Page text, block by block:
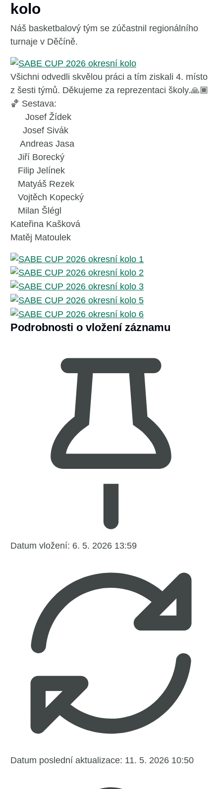
kolo
Náš basketbalový tým se zúčastnil regionálního
turnaje v Děčíně.
Všichni odvedli skvělou práci a tím ziskali 4. místo
z šesti týmů. Děkujeme za reprezentaci školy.🙏🏾
🏀 Sestava:
Josef Žídek
Josef Sivák
Andreas Jasa
Jiří Borecký
Filip Jelínek
Matyáš Rezek
Vojtěch Kopecký
Milan Šlégl
Kateřina Kašková
Matěj Matoulek
Podrobnosti o vložení záznamu
Datum vložení: 6. 5. 2026 13:59
Datum poslední aktualizace: 11. 5. 2026 10:50